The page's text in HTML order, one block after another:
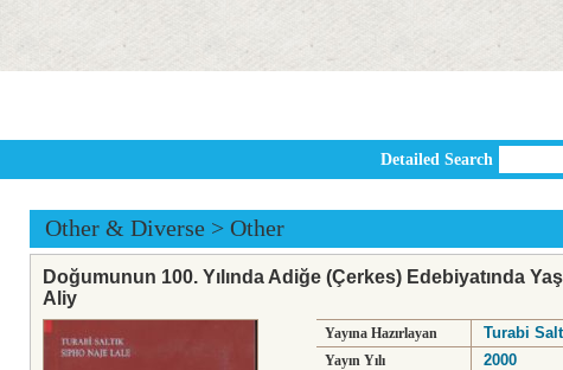
Detailed Search
Other & Diverse > Other
Doğumunun 100. Yılında Adiğe (Çerkes) Edebiyatında
Aliy
Yayına Hazırlayan Turabi
Yayın Yılı 2000